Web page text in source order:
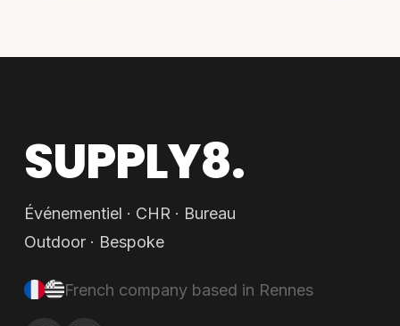
SUPPLY8.
Événementiel · CHR · Bureau
Outdoor · Bespoke
French company based in Rennes